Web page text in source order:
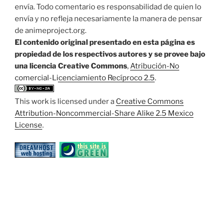
envía. Todo comentario es responsabilidad de quien lo
envía y no refleja necesariamente la manera de pensar
de animeproject.org.
El contenido original presentado en esta página es
propiedad de los respectivos autores y se provee bajo
una licencia Creative Commons,Atribución-No
comercial-Licenciamiento Recíproco 2.5.
This work is licensed under a Creative Commons
Attribution-Noncommercial-Share Alike 2.5 Mexico
License.